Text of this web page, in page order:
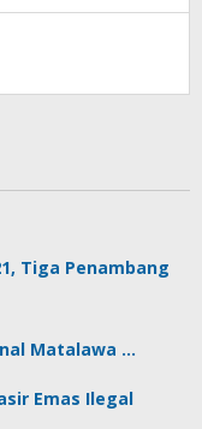
Tiga Penambang
Matalawa …
Emas Ilegal